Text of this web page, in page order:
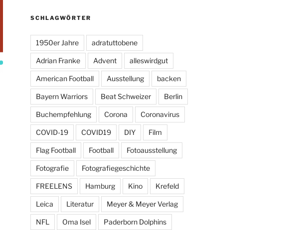
SCHLAGWÖRTER
1950er Jahre adratuttobene
Adrian Franke Advent alleswirdgut
American Football Ausstellung backen
Bayern Warriors Beat Schweizer Berlin
Buchempfehlung Corona Coronavirus
COVID-19 COVID19 DIY Film
Flag Football Football Fotoausstellung
Fotografie Fotografiegeschichte
FREELENS Hamburg Kino Krefeld
Leica Literatur Meyer & Meyer Verlag
NFL Oma Isel Paderborn Dolphins